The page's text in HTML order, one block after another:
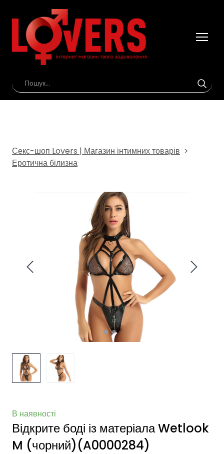
Секс-шоп Lovers | Магазин інтимних товарів
Еротична білизна
В наявності
Відкрите боді із матеріала Wetlook
M (чорний)(A0000284)